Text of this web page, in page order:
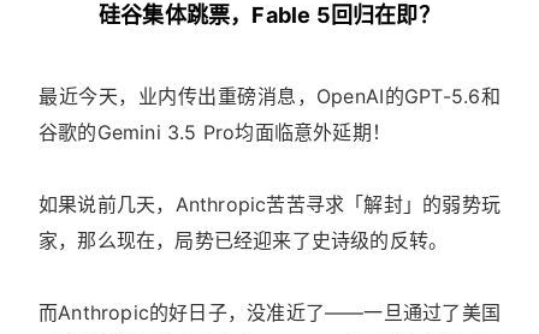
硅谷集体跳票，Fable 5回归在即？
最近今天，业内传出重磅消息，OpenAI的GPT-5.6和
谷歌的Gemini 3.5 Pro均面临意外延期！
如果说前几天，Anthropic苦苦寻求「解封」的弱势玩
家，那么现在，局势已经迎来了史诗级的反转。
而Anthropic的好日子，没准近了——一旦通过了美国